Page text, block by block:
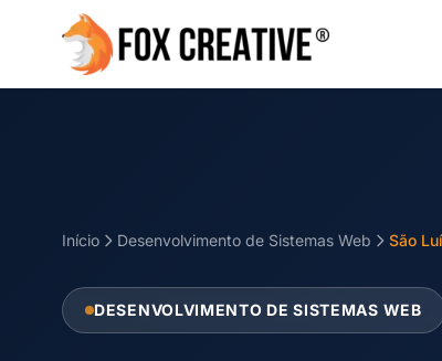
Início Desenvolvimento de Sistemas Web São
DESENVOLVIMENTO DE SISTEMAS WEB